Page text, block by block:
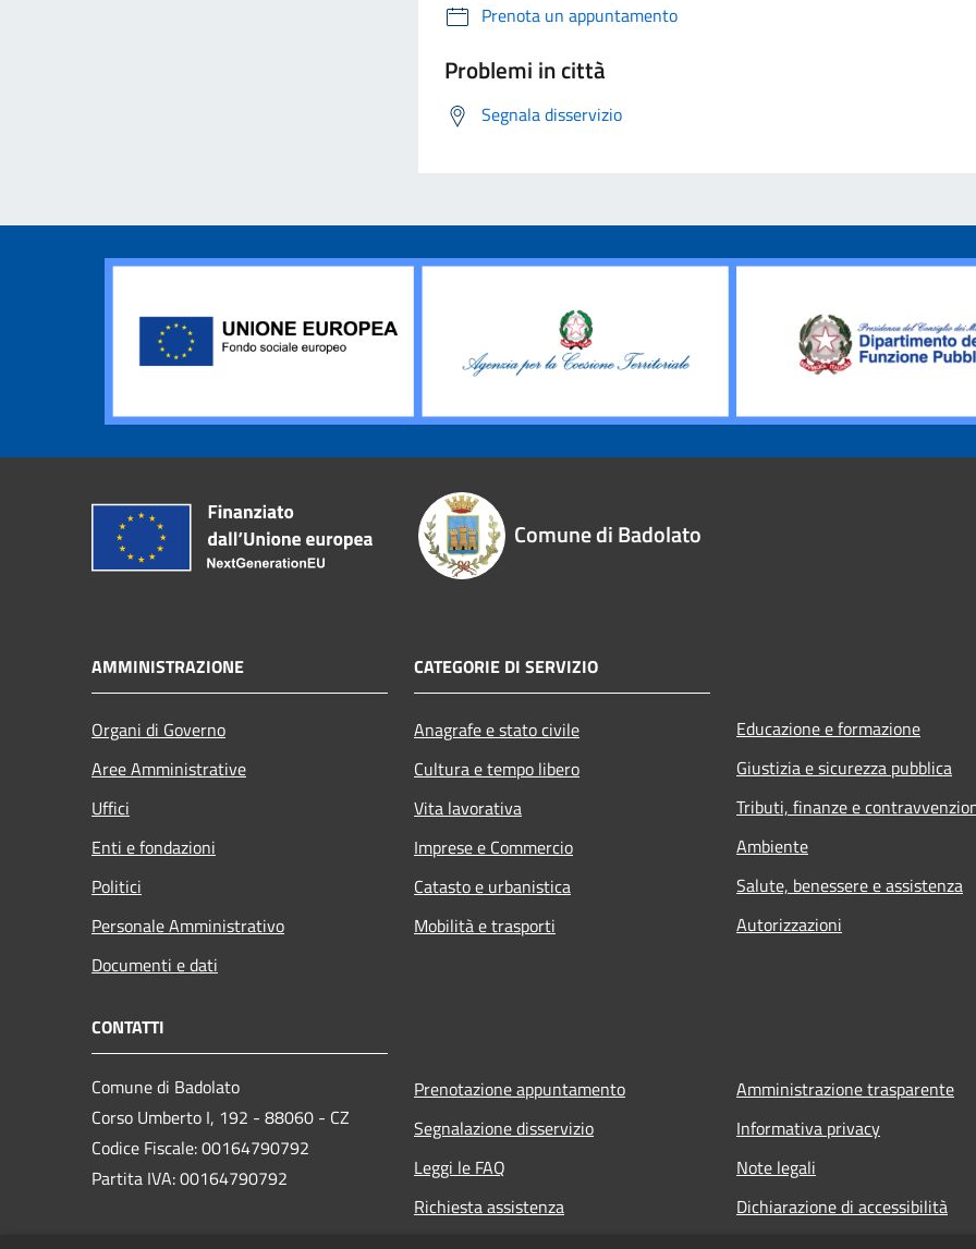
Prenota un appuntamento
Problemi in città
Segnala disservizio
Comune di Badolato
AMMINISTRAZIONE
Organi di Governo
Aree Amministrative
Uffici
Enti e fondazioni
Politici
Personale Amministrativo
Documenti e dati
CATEGORIE DI SERVIZIO
Anagrafe e stato civile
Cultura e tempo libero
Vita lavorativa
Imprese e Commercio
Catasto e urbanistica
Mobilità e trasporti
Educazione e formazione
Giustizia e sicurezza pubblica
Tributi, finanze e
Ambiente
Salute, benessere e assistenza
Autorizzazioni
CONTATTI
Comune di Badolato
Corso Umberto I, 192 - 88060 - CZ
Codice Fiscale: 00164790792
Partita IVA: 00164790792
Prenotazione appuntamento
Segnalazione disservizio
Leggi le FAQ
Richiesta assistenza
Amministrazione trasparente
Informativa privacy
Note legali
Dichiarazione di accessibilità